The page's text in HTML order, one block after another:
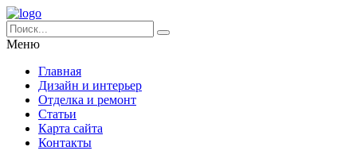
Меню
Главная
Дизайн и интерьер
Отделка и ремонт
Статьи
Карта сайта
Контакты